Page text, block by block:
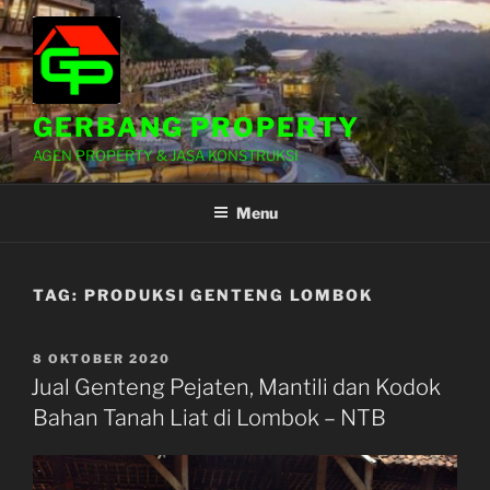
Lompat
ke
konten
GERBANG PROPERTY
AGEN PROPERTY & JASA KONSTRUKSI
Menu
TAG: PRODUKSI GENTENG LOMBOK
DIPOSKAN
PADA
8 OKTOBER 2020
Jual Genteng Pejaten, Mantili dan Kodok
Bahan Tanah Liat di Lombok – NTB